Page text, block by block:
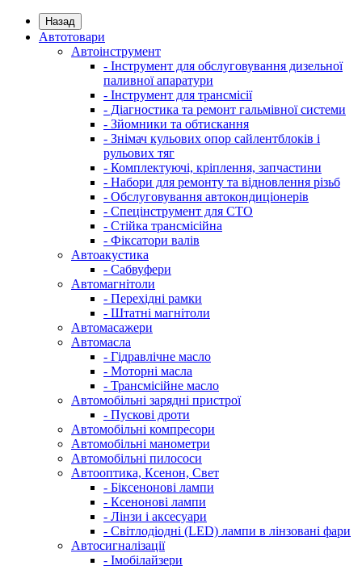
Назад
Автотовари
Автоінструмент
- Інструмент для обслуговування дизельної
паливної апаратури
- Інструмент для трансмісії
- Діагностика та ремонт гальмівної системи
- Зйомники та обтискання
- Знімач кульових опор сайлентблоків і
рульових тяг
- Комплектуючі, кріплення, запчастини
- Набори для ремонту та відновлення різьб
- Обслуговування автокондиціонерів
- Спецінструмент для СТО
- Стійка трансмісійна
- Фіксатори валів
Автоакустика
- Сабвуфери
Автомагнітоли
- Перехідні рамки
- Штатні магнітоли
Автомасажери
Автомасла
- Гідравлічне масло
- Моторні масла
- Трансмісійне масло
Автомобільні зарядні пристрої
- Пускові дроти
Автомобільні компресори
Автомобільні манометри
Автомобільні пилососи
Автооптика, Ксенон, Свет
- Біксенонові лампи
- Ксенонові лампи
- Лінзи і аксесуари
- Світлодіодні (LED) лампи в лінзовані фари
Автосигналізації
- Імобілайзери